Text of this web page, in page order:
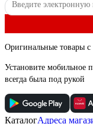
Оригинальные товары с
Установите мобильное
всегда была под рукой
КаталогАдреса